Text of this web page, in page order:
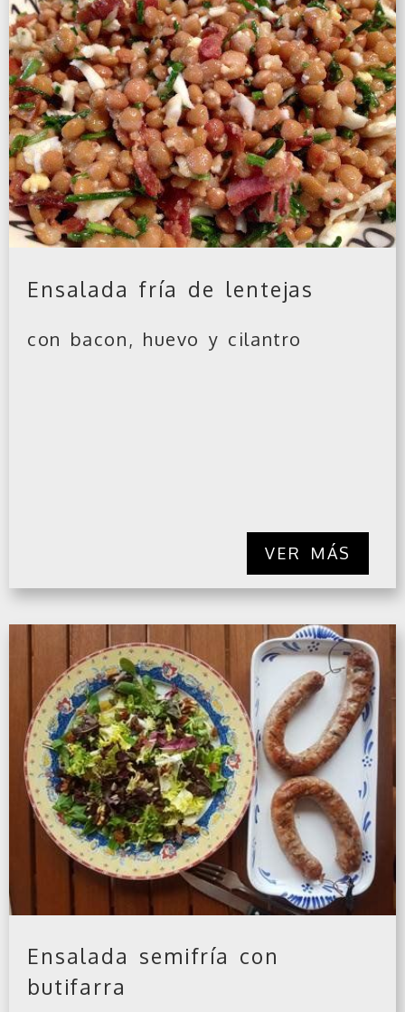
Ensalada fría de lentejas
con bacon, huevo y cilantro
VER MÁS
Ensalada semifría con
butifarra